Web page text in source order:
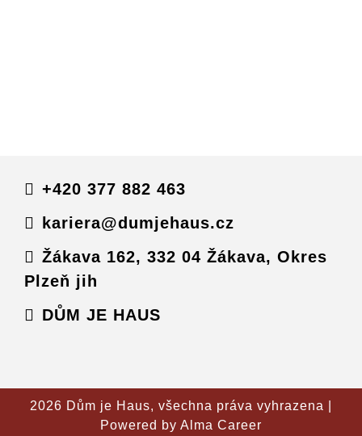
+420 377 882 463
kariera@dumjehaus.cz
Žákava 162, 332 04 Žákava, Okres
Plzeň jih
DŮM JE HAUS
2026 Dům je Haus, všechna práva vyhrazena |
Powered by Alma Career